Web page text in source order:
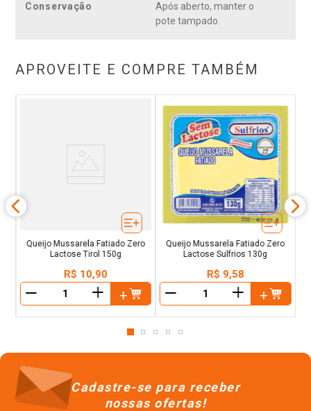
Conservação
Após aberto, manter o
pote tampado.
APROVEITE E COMPRE TAMBÉM
Queijo Mussarela Fatiado Zero
Lactose Tirol 150g
R$ 10,90
＋
Queijo Mussarela Fatiado Zero
Lactose Sulfrios 130g
R$ 9,58
＋
Cadastre-se para receber
nossas ofertas!